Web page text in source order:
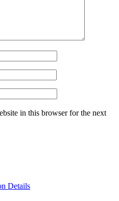
in this browser for the next
Details